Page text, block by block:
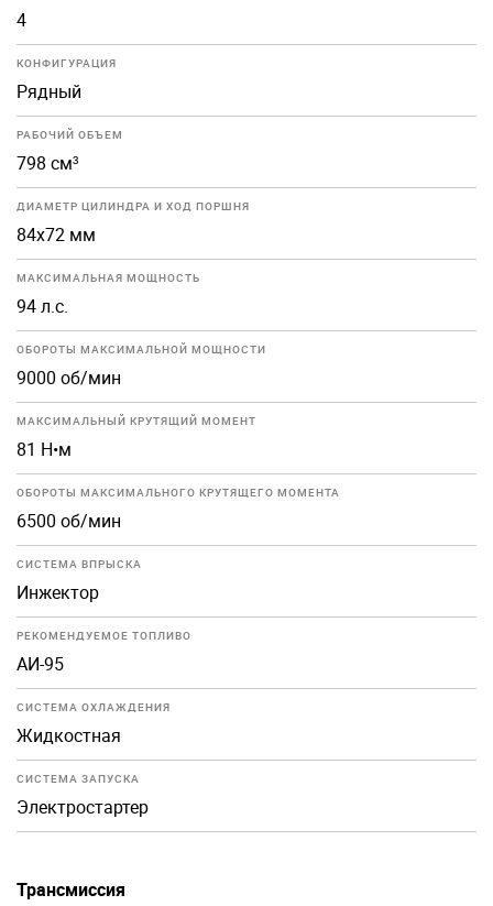
4
КОНФИГУРАЦИЯ
Рядный
РАБОЧИЙ ОБЪЕМ
798 см³
ДИАМЕТР ЦИЛИНДРА И ХОД ПОРШНЯ
84x72 мм
МАКСИМАЛЬНАЯ МОЩНОСТЬ
94 л.с.
ОБОРОТЫ МАКСИМАЛЬНОЙ МОЩНОСТИ
9000 об/мин
МАКСИМАЛЬНЫЙ КРУТЯЩИЙ МОМЕНТ
81 Н•м
ОБОРОТЫ МАКСИМАЛЬНОГО КРУТЯЩЕГО МОМЕНТА
6500 об/мин
СИСТЕМА ВПРЫСКА
Инжектор
РЕКОМЕНДУЕМОЕ ТОПЛИВО
АИ-95
СИСТЕМА ОХЛАЖДЕНИЯ
Жидкостная
СИСТЕМА ЗАПУСКА
Электростартер
Трансмиссия